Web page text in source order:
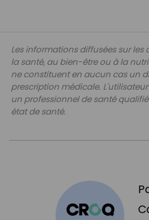
Les informations diffusées sur
la santé, au bien-être ou à la
ne constituent en aucun cas un
prescription médicale.
un professionnel de santé
état de santé.